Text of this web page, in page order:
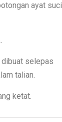
ayat suci
dibuat selepas
talian.
ketat.